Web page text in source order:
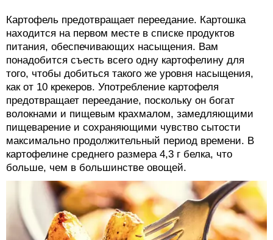
Картофель предотвращает переедание. Картошка
находится на первом месте в списке продуктов
питания, обеспечивающих насыщения. Вам
понадобится съесть всего одну картофелину для
того, чтобы добиться такого же уровня насыщения,
как от 10 крекеров. Употребление картофеля
предотвращает переедание, поскольку он богат
волокнами и пищевым крахмалом, замедляющими
пищеварение и сохраняющими чувство сытости
максимально продолжительный период времени. В
картофелине среднего размера 4,3 г белка, что
больше, чем в большинстве овощей.